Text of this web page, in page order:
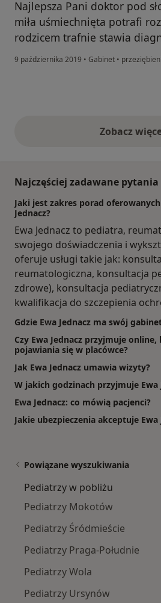
Najlepsza Pani doktor pod
miła uśmiechnięta potrafi
rodzicem trafnie stawia
9 października 2019 • Gabinet •
Zobacz
Najczęściej zadawane pytania
Jaki jest zakres porad
Jednacz?
Ewa Jednacz to pediatra,
swojego doświadczenia i
oferuje usługi takie jak:
reumatologiczna, konsultacja
zdrowe), konsultacja
kwalifikacja do szczepienia
Gdzie Ewa Jednacz ma swój
Czy Ewa Jednacz przyjmuje online,
pojawiania się w placówce?
Jak Ewa Jednacz umawia wizyty?
W jakich godzinach przyjmuje Ewa
Ewa Jednacz: co mówią pacjenci?
Jakie ubezpieczenia akceptuje Ewa
Powiązane wyszukiwania
Pediatrzy w pobliżu
Pediatrzy Mokotów
Pediatrzy Śródmieście
Pediatrzy Praga-Południe
Pediatrzy Wola
Pediatrzy Ursynów